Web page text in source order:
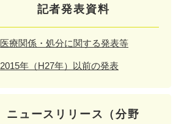
記者発表資料
医療関係・処分に関する発表等
2015年（H27年）以前の発表
ニュースリリース（分野